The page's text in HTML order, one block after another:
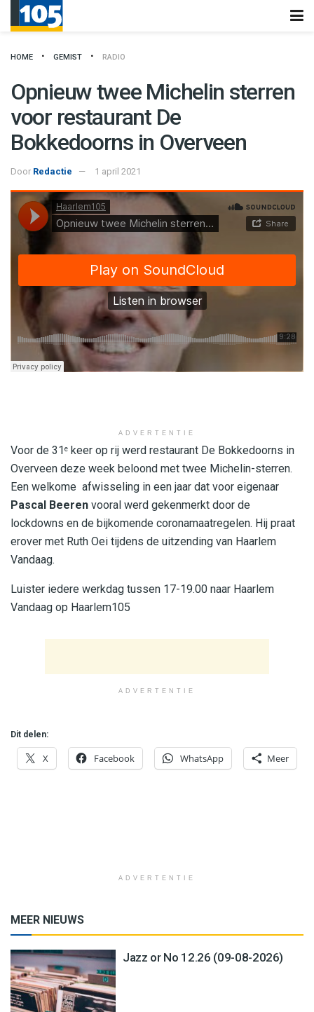
HOME GEMIST RADIO
Opnieuw twee Michelin sterren
voor restaurant De
Bokkedoorns in Overveen
Door Redactie 1 april 2021
Haarlem105 ·Opnieuw twee Michelin sterren voor restaurant De Bokkedoorns in Overveen
ADVERTENTIE
Voor de 31e keer op rij werd restaurant De Bokkedoorns in
Overveen deze week beloond met twee Michelin-sterren.
Een welkome afwisseling in een jaar dat voor eigenaar
Pascal Beeren vooral werd gekenmerkt door de
lockdowns en de bijkomende coronamaatregelen. Hij praat
erover met Ruth Oei tijdens de uitzending van Haarlem
Vandaag.
Luister iedere werkdag tussen 17-19.00 naar Haarlem
Vandaag op Haarlem105
ADVERTENTIE
Dit delen:
X Facebook WhatsApp Meer
ADVERTENTIE
MEER NIEUWS
Jazz or No 12.26 (09-08-2026)